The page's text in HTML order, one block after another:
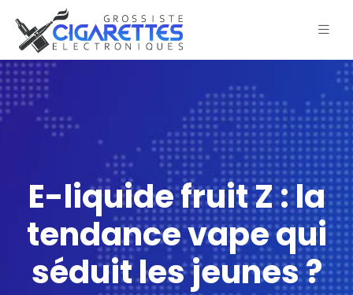
E-liquide fruit Z : la
tendance vape qui
séduit les jeunes ?